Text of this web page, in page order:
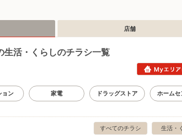
店舗
生活・くらしのチラシ一覧
ョン 家電 ドラッグストア ホームセ
生活・
すべてのチラシ